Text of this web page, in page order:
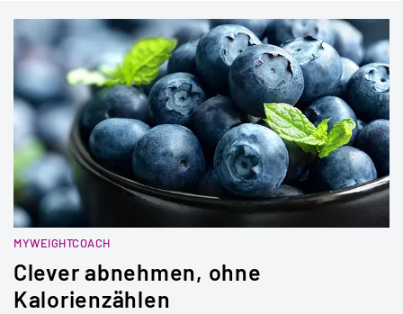
MYWEIGHTCOACH
Clever abnehmen, ohne
Kalorienzählen